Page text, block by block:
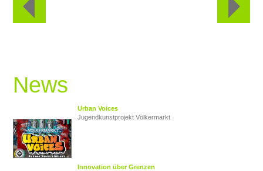
News
Urban Voices
Jugendkunstprojekt Völkermarkt
Innovation über Grenzen